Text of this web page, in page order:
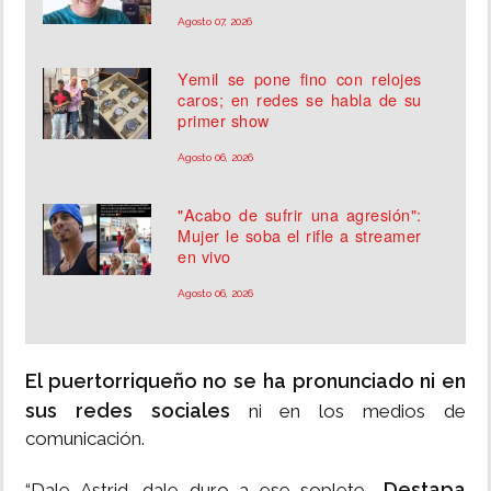
Agosto 07, 2026
Yemil se pone fino con relojes
caros; en redes se habla de su
primer show
Agosto 06, 2026
"Acabo de sufrir una agresión":
Mujer le soba el rifle a streamer
en vivo
Agosto 06, 2026
El puertorriqueño no se ha pronunciado ni en
sus redes sociales ni en los medios de
comunicación.